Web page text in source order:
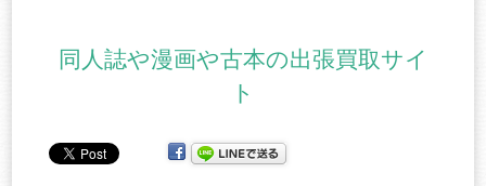
同人誌や漫画や古本の出張買取サイ
ト